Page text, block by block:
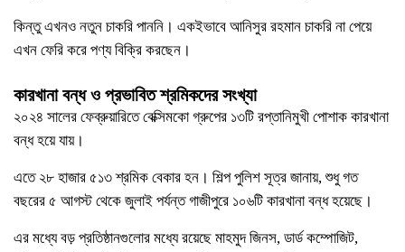
কিন্তু এখনও নতুন চাকরি পাননি। একইভাবে আনিসুর রহমান চাকরি না পেয়ে
এখন ফেরি করে পণ্য বিক্রি করছেন।
কারখানা বন্ধ ও প্রভাবিত শ্রমিকদের সংখ্যা
২০২৪ সালের ফেব্রুয়ারিতে বেক্সিমকো গ্রুপের ১৩টি রপ্তানিমুখী পোশাক কারখানা
বন্ধ হয়ে যায়।
এতে ২৮ হাজার ৫১৩ শ্রমিক বেকার হন। শিল্প পুলিশ সূত্র জানায়, শুধু গত
বছরের ৫ আগস্ট থেকে জুলাই পর্যন্ত গাজীপুরে ১০৬টি কারখানা বন্ধ হয়েছে।
এর মধ্যে বড় প্রতিষ্ঠানগুলোর মধ্যে রয়েছে মাহমুদ জিনস, ডার্ড কম্পোজিট,